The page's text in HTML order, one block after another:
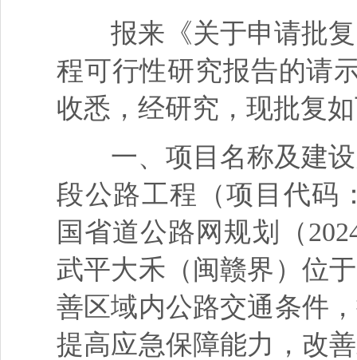
报来《关于申请批复
程可行性研究报告的请
收悉，经研究，现批复
一、项目名称及建设
段公路工程（项目代码
国省道公路网规划（
武平大禾（闽赣界）位
善区域内公路交通条件
提高应急保障能力，改